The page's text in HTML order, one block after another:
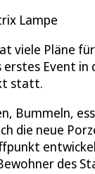
Lampe
viele Pläne
erstes Event
statt.
Bummeln,
die neue
des